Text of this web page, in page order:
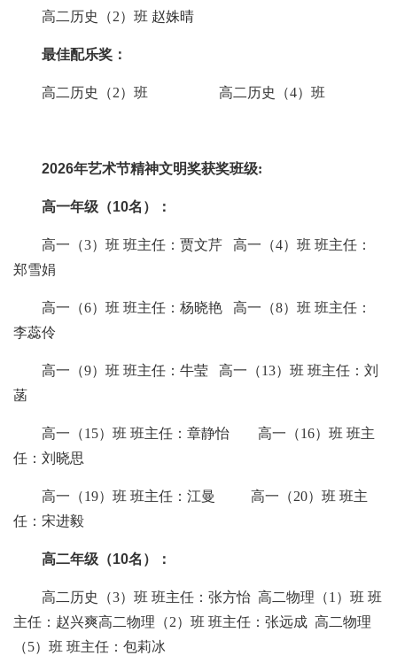
高二 历史（2） 班 赵姝晴
最佳配乐奖 ：
高二历史（2）班 高二历史（4）班
2026年艺术节精神文明奖获奖班级:
高一年级（10名）：
高一（3） 班 班主任： 贾文芹 高一（4） 班 班主任：
郑雪娟
高一（6） 班 班主任： 杨晓艳 高一（8） 班 班主任：
李蕊伶
高一（9） 班 班主任： 牛莹 高一（13） 班 班主任： 刘
菡
高一（15）班 班主任：章静怡 高一（16）班 班主
任：刘晓思
高一（19）班 班主任：江曼 高一（20）班 班主
任：宋进毅
高二年级（10名）：
高二历史（3） 班 班主任： 张方怡 高二物理（1） 班 班
主任： 赵兴爽高二物理（2） 班 班主任： 张远成 高二物理
（5） 班 班主任： 包莉冰